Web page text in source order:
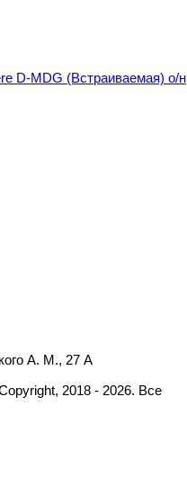
D-MDG (Встраиваемая) о/н
А. М., 27 А
2018 - 2026. Все